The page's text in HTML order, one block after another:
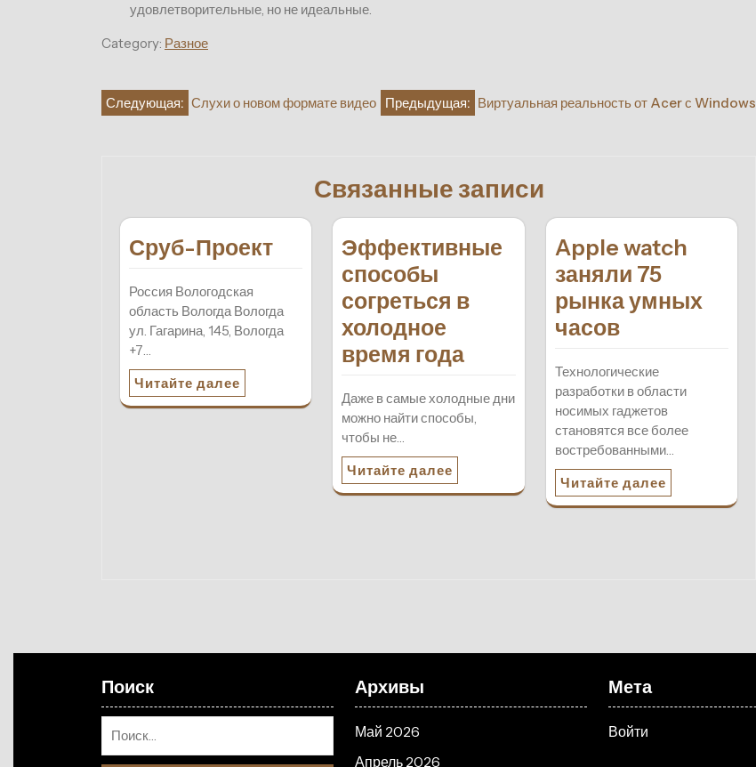
удовлетворительные, но не идеальные.
Category: Разное
Навигация
Предыдущая: Виртуальная реальность от Acer с Windows
Следующая: Слухи о новом формате видео
Связанные записи
Сруб-Проект
Россия Вологодская
область Вологда Вологда
ул. Гагарина, 145, Вологда
+7…
Читайте далее
Эффективные
способы
согреться в
холодное
время года
Даже в самые холодные дни
можно найти способы,
чтобы не…
Читайте далее
Apple watch
заняли 75
рынка умных
часов
Технологические
разработки в области
носимых гаджетов
становятся все более
востребованными…
Читайте далее
Поиск Архивы
Май 2026
Апрель 2026
Мета
Войти